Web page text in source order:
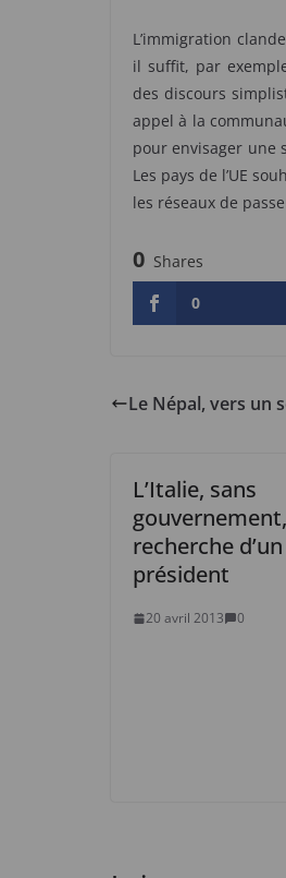
L’immigration
il suffit, par
des discours
appel à la
pour envisager une
Les pays de l’UE
les réseaux de
0 Shares
0
Le Népal, vers un
L’Italie, sans
recherche d’un
président
20 avril 2013 0